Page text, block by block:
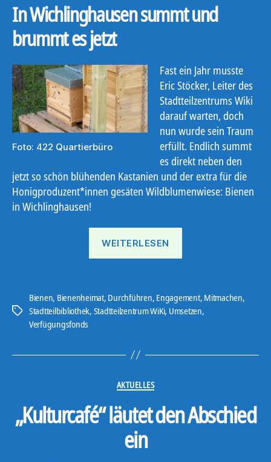
In Wichlinghausen summt und
brummt es jetzt
Foto: 422 Quartierbüro
Fast ein Jahr musste
Eric Stöcker, Leiter des
Stadtteilzentrums Wiki
darauf warten, doch
nun wurde sein Traum
erfüllt. Endlich summt
es direkt neben den
jetzt so schön blühenden Kastanien und der extra für die
Honigproduzent*innen gesäten Wildblumenwiese: Bienen
in Wichlinghausen!
WEITERLESEN
Schlagwörter
Bienen, Bienenheimat, Durchführen, Engagement, Mitmachen,
Stadtteilbibliothek, Stadtteilzentrum WiKi, Umsetzen,
Verfügungsfonds
Kategorien
AKTUELLES
„Kulturcafé“ läutet den Abschied
ein